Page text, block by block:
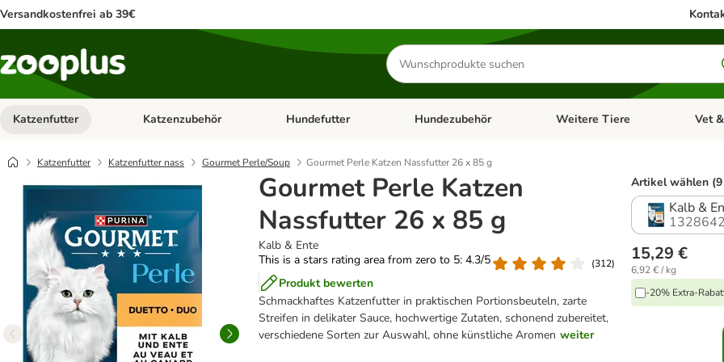
Versandkostenfrei ab 39€
Produkte
suchen
Katzenfutter Kategorie-Menü öffnen: Katzenfutter
Katzenzubehör Kategorie-Menü öffnen: Katzenzubehör
Hundefutter Kategorie-Menü öffnen: Hundefutter
Hundezubehör Kategorie-Menü öffnen:
Weitere Tiere Vet
Katzenfutter Katzenfutter nass Gourmet Perle/Soup Gourmet Perle Katzen Nassfutter 26 x 85 g
Gourmet Perle Katzen
Nassfutter 26 x 85 g
Kalb & Ente
This is a stars rating area from zero to 5: 4.3/5
(312)
Produkt bewerten
Schmackhaftes Katzenfutter in praktischen Portionsbeuteln, zarte
Streifen in delikater Sauce, hochwertige Zutaten, schonend zubereitet,
verschiedene Sorten zur Auswahl, ohne künstliche Aromen weiter
Artikel wählen
Kalb &
15,29 €
6,92 € / kg
-20% Extra-